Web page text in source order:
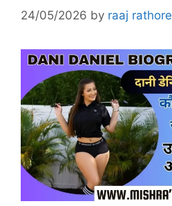
24/05/2026 by raaj rathore